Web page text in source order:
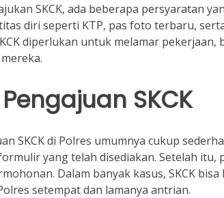
SKCK, ada beberapa persyaratan
diri seperti KTP, pas foto terbaru,
diperlukan untuk melamar
SKCK
SKCK di Polres umumnya cukup
yang telah disediakan. Setelah itu,
Dalam banyak kasus, SKCK
setempat dan lamanya antrian.